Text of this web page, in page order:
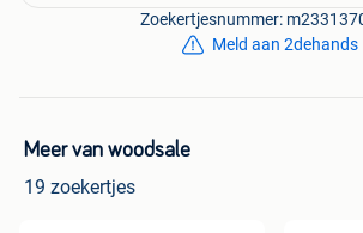
Zoekertjesnummer:
Meld aan 2dehands
Meer van woodsale
19 zoekertjes